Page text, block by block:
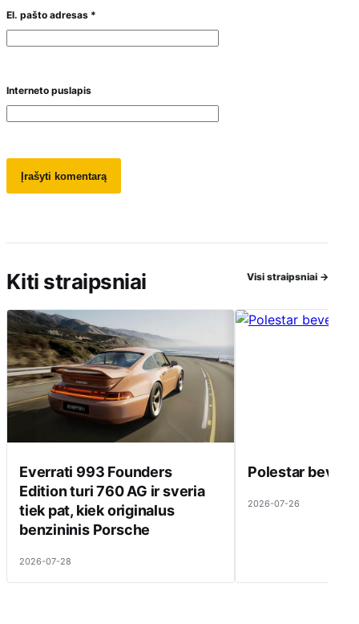
El. pašto adresas *
Interneto puslapis
Kiti straipsniai Visi straipsniai →
Everrati 993 Founders
Edition turi 760 AG ir sveria
tiek pat, kiek originalus
benzininis Porsche
2026-07-28
Polestar beveik
2026-07-26